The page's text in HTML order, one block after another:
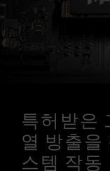
특허받은
열 방출을
스템 작동